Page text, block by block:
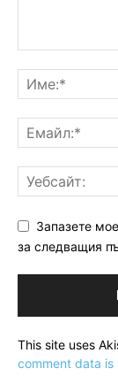
Запазете
за следващия
This site uses
comment data is